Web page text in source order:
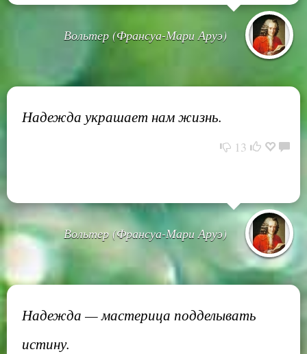
Вольтер (Франсуа-Мари Аруэ)
Надежда украшает нам жизнь.
13
Вольтер (Франсуа-Мари Аруэ)
Надежда — мастерица подделывать
истину.